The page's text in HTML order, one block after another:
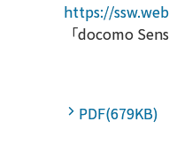
https://
「docomo
PDF(679KB)